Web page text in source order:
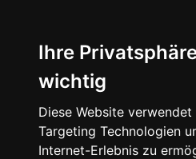
Ihre
wichtig
Diese Website
Targeting Technologien
Internet-Erlebnis zu